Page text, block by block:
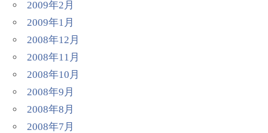
2009年2月
2009年1月
2008年12月
2008年11月
2008年10月
2008年9月
2008年8月
2008年7月